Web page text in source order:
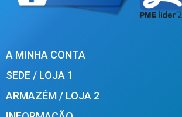
A MINHA CONTA
SEDE / LOJA 1
ARMAZÉM / LOJA 2